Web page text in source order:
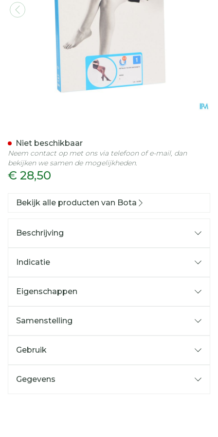
€ 28,50
Niet beschikbaar
Neem contact op met ons via telefoon of e-mail, dan
bekijken we samen de mogelijkheden.
Bekijk alle producten van Bota
Beschrijving
Indicatie
Eigenschappen
Samenstelling
Gebruik
Gegevens